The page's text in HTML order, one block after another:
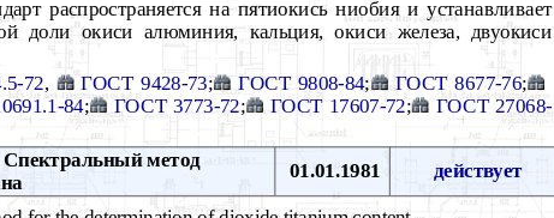
распространяется на пятиокись ниобия и устанавливает
доли окиси алюминия, кальция, окиси железа, двуокиси
72, ГОСТ 9428-73; ГОСТ 9808-84; ГОСТ 8677-76;
84; ГОСТ 3773-72; ГОСТ 17607-72; ГОСТ 27068-
метод
01.01.1981 действует